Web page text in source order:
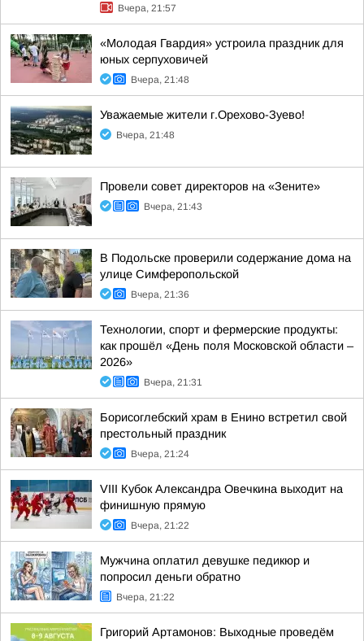
Вчера, 21:57
«Молодая Гвардия» устроила праздник для
юных серпуховичей
Вчера, 21:48
Уважаемые жители г.Орехово-Зуево!
Вчера, 21:48
Провели совет директоров на «Зените»
Вчера, 21:43
В Подольске проверили содержание дома на
улице Симферопольской
Вчера, 21:36
Технологии, спорт и фермерские продукты:
как прошёл «День поля Московской области –
2026»
Вчера, 21:31
Борисоглебский храм в Енино встретил свой
престольный праздник
Вчера, 21:24
VIII Кубок Александра Овечкина выходит на
финишную прямую
Вчера, 21:22
Мужчина оплатил девушке педикюр и
попросил деньги обратно
Вчера, 21:22
Григорий Артамонов: Выходные проведём